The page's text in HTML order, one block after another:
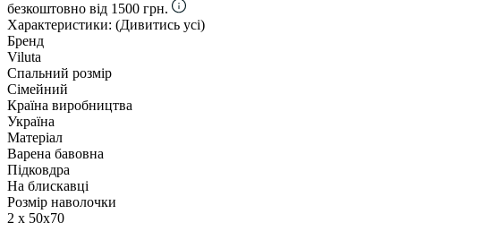
безкоштовно від 1500 грн.
Характеристики: (Дивитись усі)
Бренд
Viluta
Спальний розмір
Сімейний
Країна виробництва
Україна
Матеріал
Варена бавовна
Підковдра
На блискавці
Розмір наволочки
2 х 50х70